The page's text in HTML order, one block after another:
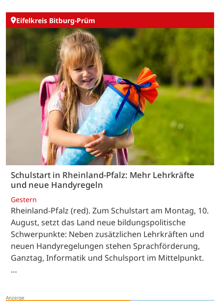
Eifelkreis Bitburg-Prüm
Schulstart in Rheinland-Pfalz: Mehr Lehrkräfte
und neue Handyregeln
Gestern
Rheinland-Pfalz (red). Zum Schulstart am Montag, 10.
August, setzt das Land neue bildungspolitische
Schwerpunkte: Neben zusätzlichen Lehrkräften und
neuen Handyregelungen stehen Sprachförderung,
Ganztag, Informatik und Schulsport im Mittelpunkt.
…